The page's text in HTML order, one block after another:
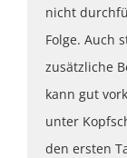
nicht
Folge. Auch
zusätzliche
kann gut
unter
den ersten